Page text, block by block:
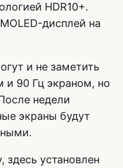
HDR10+.
дисплей на
и не заметить
90 Гц экраном, но
недели
экраны будут
здесь установлен